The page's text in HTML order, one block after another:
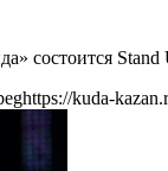
состоится
https://kuda-